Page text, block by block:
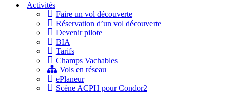
Activités
Faire un vol découverte
Réservation d’un vol découverte
Devenir pilote
BIA
Tarifs
Champs Vachables
Vols en réseau
ePlaneur
Scène ACPH pour Condor2